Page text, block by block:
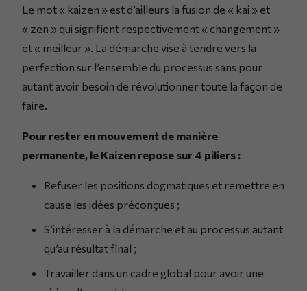
Le mot « kaizen » est d’ailleurs la fusion de « kai » et
« zen » qui signifient respectivement « changement »
et « meilleur ». La démarche vise à tendre vers la
perfection sur l’ensemble du processus sans pour
autant avoir besoin de révolutionner toute la façon de
faire.
Pour rester en mouvement de manière
permanente, le Kaizen repose sur 4 piliers :
Refuser les positions dogmatiques et remettre en
cause les idées préconçues ;
S’intéresser à la démarche et au processus autant
qu’au résultat final ;
Travailler dans un cadre global pour avoir une